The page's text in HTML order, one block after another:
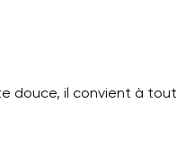
douce, il convient à